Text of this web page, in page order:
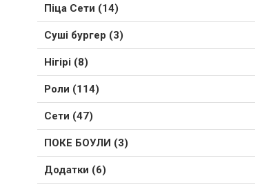
Піца Сети (14)
Суші бургер (3)
Нігірі (8)
Роли (114)
Сети (47)
ПОКЕ БОУЛИ (3)
Додатки (6)